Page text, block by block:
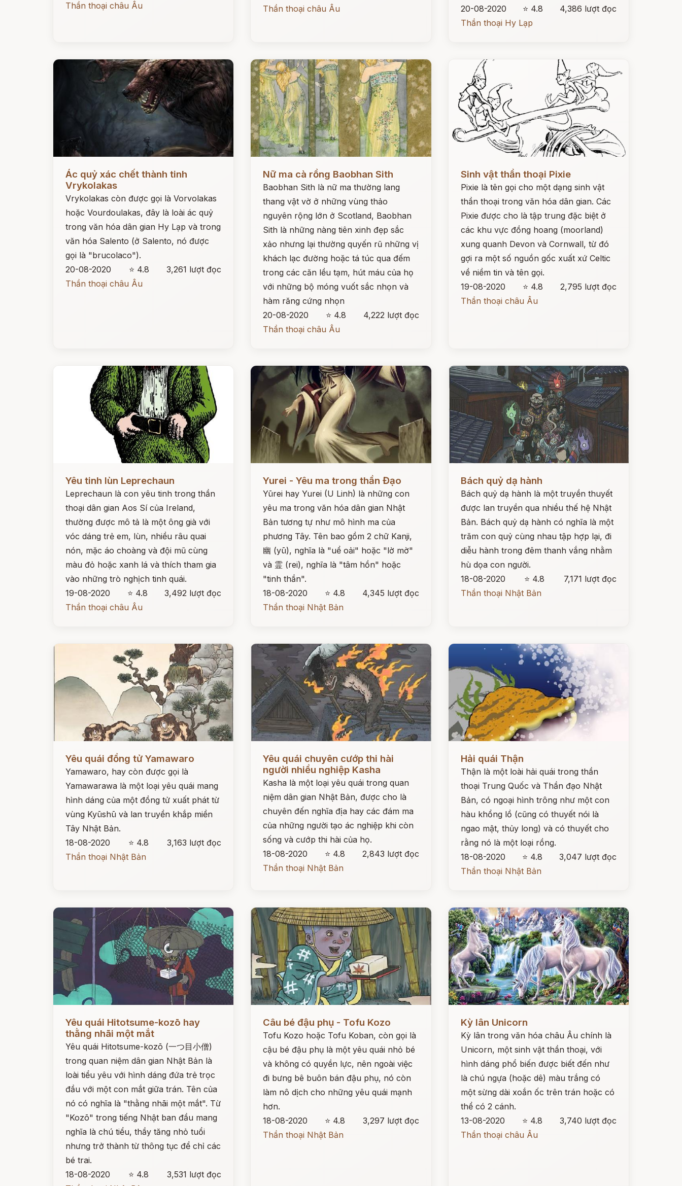
Thần thoại châu Âu
Thần thoại châu Âu
20-08-2020
⭐ 4.8
4,386 lượt đọc
Thần thoại Hy Lạp
Đọc ngay
Ác quỷ xác chết thành tinh
Vrykolakas
Vrykolakas còn được gọi là Vorvolakas
hoặc Vourdoulakas, đây là loài ác quỷ
trong văn hóa dân gian Hy Lạp và trong
văn hóa Salento (ở Salento, nó được
gọi là "brucolaco").
20-08-2020
⭐ 4.8
3,261 lượt đọc
Thần thoại châu Âu
Nữ ma cà rồng Baobhan Sith
Baobhan Sith là nữ ma thường lang
thang vật vờ ở những vùng thảo
nguyên rộng lớn ở Scotland, Baobhan
Sith là những nàng tiên xinh đẹp sắc
xảo nhưng lại thường quyến rũ những vị
khách lạc đường hoặc tá túc qua đếm
trong các căn lều tạm, hút máu của họ
với những bộ móng vuốt sắc nhọn và
hàm răng cứng nhọn
20-08-2020
⭐ 4.8
4,222 lượt đọc
Thần thoại châu Âu
Sinh vật thần thoại Pixie
Pixie là tên gọi cho một dạng sinh vật
thần thoại trong văn hóa dân gian. Các
Pixie được cho là tập trung đặc biệt ở
các khu vực đồng hoang (moorland)
xung quanh Devon và Cornwall, từ đó
gợi ra một số nguồn gốc xuất xứ Celtic
về niềm tin và tên gọi.
19-08-2020
⭐ 4.8
2,795 lượt đọc
Thần thoại châu Âu
Yêu tinh lùn Leprechaun
Leprechaun là con yêu tinh trong thần
thoại dân gian Aos Sí của Ireland,
thường được mô tả là một ông già với
vóc dáng trẻ em, lùn, nhiều râu quai
nón, mặc áo choàng và đội mũ cùng
màu đỏ hoặc xanh lá và thích tham gia
vào những trò nghịch tinh quái.
19-08-2020
⭐ 4.8
3,492 lượt đọc
Thần thoại châu Âu
Yurei - Yêu ma trong thần Đạo
Yūrei hay Yurei (U Linh) là những con
yêu ma trong văn hóa dân gian Nhật
Bản tương tự như mô hình ma của
phương Tây. Tên bao gồm 2 chữ Kanji,
幽 (yū), nghĩa là "uể oải" hoặc "lờ mờ"
và 霊 (rei), nghĩa là "tâm hồn" hoặc
"tinh thần".
18-08-2020
⭐ 4.8
4,345 lượt đọc
Thần thoại Nhật Bản
Bách quỷ dạ hành
Bách quỷ dạ hành là một truyền thuyết
được lan truyền qua nhiều thế hệ Nhật
Bản. Bách quỷ dạ hành có nghĩa là một
trăm con quỷ cùng nhau tập hợp lại, đi
diễu hành trong đêm thanh vắng nhằm
hù dọa con người.
18-08-2020
⭐ 4.8
7,171 lượt đọc
Thần thoại Nhật Bản
Yêu quái đồng tử Yamawaro
Yamawaro, hay còn được gọi là
Yamawarawa là một loại yêu quái mang
hình dáng của một đồng tử xuất phát từ
vùng Kyūshū và lan truyền khắp miền
Tây Nhật Bản.
18-08-2020
⭐ 4.8
3,163 lượt đọc
Thần thoại Nhật Bản
Yêu quái chuyên cướp thi hài
người nhiều nghiệp Kasha
Kasha là một loại yêu quái trong quan
niệm dân gian Nhật Bản, được cho là
chuyên đến nghĩa địa hay các đám ma
của những người tạo ác nghiệp khi còn
sống và cướp thi hài của họ.
18-08-2020
⭐ 4.8
2,843 lượt đọc
Thần thoại Nhật Bản
Hải quái Thận
Thận là một loài hải quái trong thần
thoại Trung Quốc và Thần đạo Nhật
Bản, có ngoại hình trông như một con
hàu khổng lồ (cũng có thuyết nói là
ngao mật, thủy long) và có thuyết cho
rằng nó là một loại rồng.
18-08-2020
⭐ 4.8
3,047 lượt đọc
Thần thoại Nhật Bản
Yêu quái Hitotsume-kozō hay
thằng nhãi một mắt
Yêu quái Hitotsume-kozō (一つ目小僧)
trong quan niệm dân gian Nhật Bản là
loài tiểu yêu với hình dáng đứa trẻ trọc
đầu với một con mắt giữa trán. Tên của
nó có nghĩa là "thằng nhãi một mắt". Từ
"Kozō" trong tiếng Nhật ban đầu mang
nghĩa là chú tiểu, thầy tăng nhỏ tuổi
nhưng trở thành từ thông tục để chỉ các
bé trai.
18-08-2020
⭐ 4.8
3,531 lượt đọc
Câu bé đậu phụ - Tofu Kozo
Tofu Kozo hoặc Tofu Koban, còn gọi là
cậu bé đậu phụ là một yêu quái nhỏ bé
và không có quyền lực, nên ngoài việc
đi bưng bê buôn bán đậu phụ, nó còn
làm nô dịch cho những yêu quái mạnh
hơn.
18-08-2020
⭐ 4.8
3,297 lượt đọc
Thần thoại Nhật Bản
Kỳ lân Unicorn
Kỳ lân trong văn hóa châu Âu chính là
Unicorn, một sinh vật thần thoại, với
hình dáng phổ biến được biết đến như
là chú ngựa (hoặc dê) màu trắng có
một sừng dài xoắn ốc trên trán hoặc có
thể có 2 cánh.
13-08-2020
⭐ 4.8
3,740 lượt đọc
Thần thoại châu Âu